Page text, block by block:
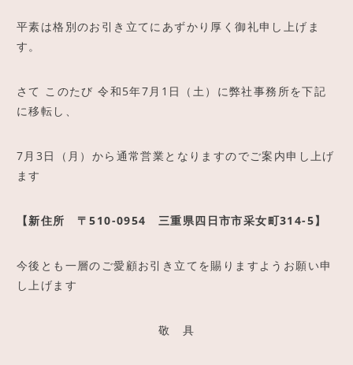
平素は格別のお引き立てにあずかり厚く御礼申し上げま
す。
さて このたび 令和5年7月1日（土）に弊社事務所を下記
に移転し、
7月3日（月）から通常営業となりますのでご案内申し上げ
ます
【新住所 〒510-0954 三重県四日市市采女町314-5】
今後とも一層のご愛顧お引き立てを賜りますようお願い申
し上げます
敬 具